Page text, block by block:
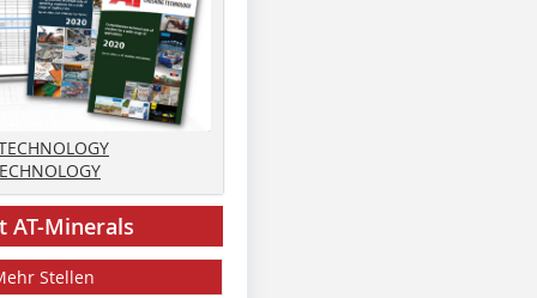
AT-Minerals
Stellen